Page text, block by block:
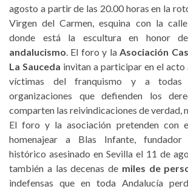
agosto a partir de las 20.00 horas en la
Virgen del Carmen, esquina con la calle
donde está la escultura en honor
andalucismo . El foro y la Asociación
La Sauceda invitan a participar en el acto
víctimas del franquismo y a todas
organizaciones que defienden los
comparten las reivindicaciones de verdad,
El foro y la asociación pretenden con
homenajear a Blas Infante, fundador
histórico asesinado en Sevilla el 11 de
también a las decenas de miles de
indefensas que en toda Andalucía